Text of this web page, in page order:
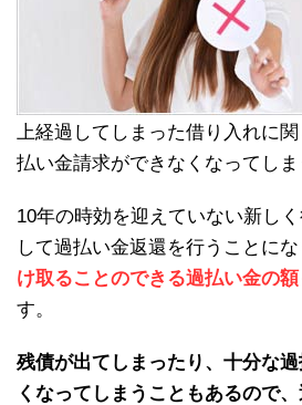
上経過してしまった借り入れに
払い金請求ができなくなってしま
10年の時効を迎えていない新し
して過払い金返還を行うことにな
け取ることのできる過払い金の額
す。
残債が出てしまったり、十分な
くなってしまうこともあるので